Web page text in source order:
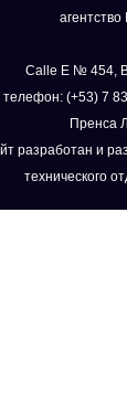
Calle E № 454,
телефон: (+53) 7
Пренса
разработан и
технического